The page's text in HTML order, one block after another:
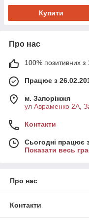
Купити
Про нас
100% позитивних з
Працює з
м. Запоріжжя
ул Авраменко 2А,
Контакти
Сьогодні працює
Показати весь
Про нас
Контакти